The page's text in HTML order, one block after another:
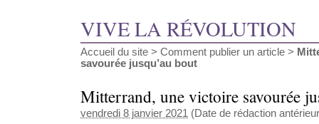
VIVE LA RÉVOLUTION
Accueil du site > Comment publier un article >
savourée jusqu’au bout
Mitterrand, une victoire savourée
vendredi 8 janvier 2021 (Date de rédaction